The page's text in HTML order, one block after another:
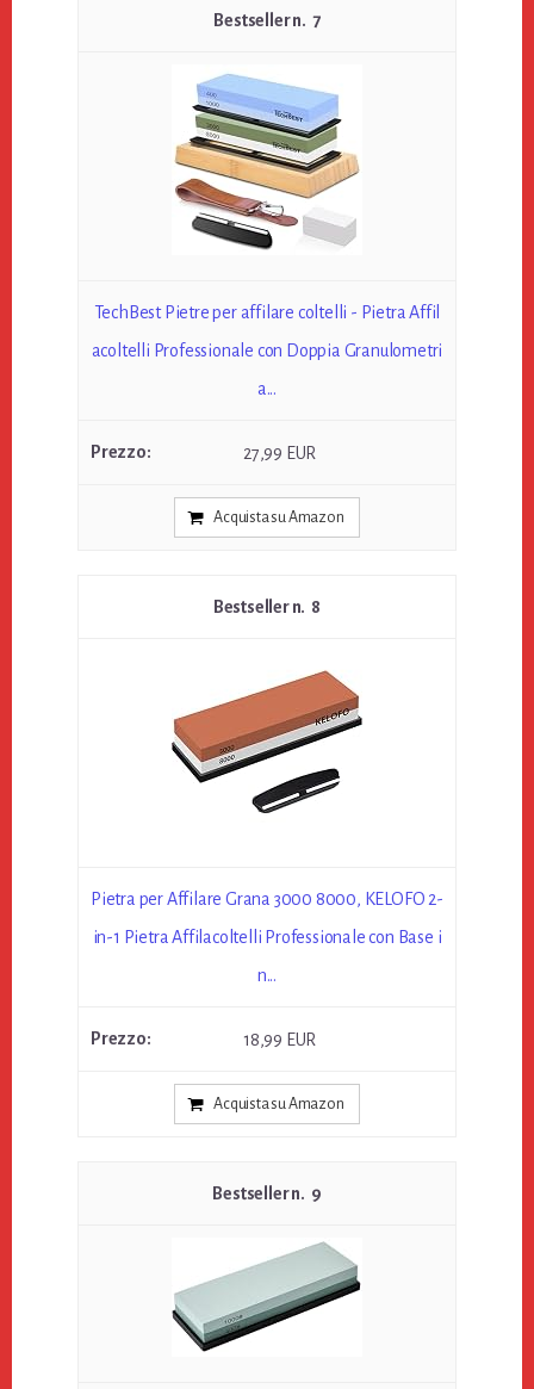
7
TechBest Pietre per affilare coltelli - Pietra Affil
acoltelli Professionale con Doppia Granulometri
a...
27,99 EUR
Acquista su Amazon
8
Pietra per Affilare Grana 3000 8000, KELOFO 2-
in-1 Pietra Affilacoltelli Professionale con Base i
n...
18,99 EUR
Acquista su Amazon
9